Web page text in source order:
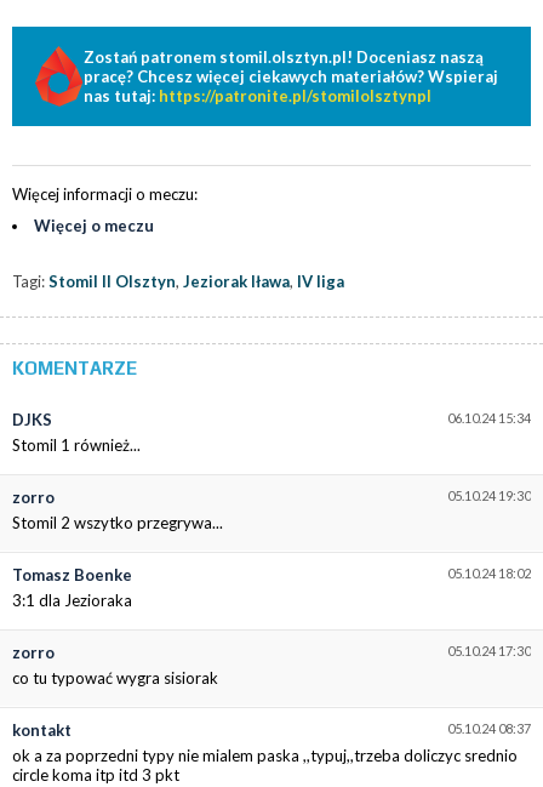
Zostań patronem stomil.olsztyn.pl! Doceniasz naszą
pracę? Chcesz więcej ciekawych materiałów? Wspieraj
nas tutaj: https://patronite.pl/stomilolsztynpl
Więcej informacji o meczu:
Więcej o meczu
Tagi:Stomil II Olsztyn, Jeziorak Iława, IV liga
KOMENTARZE
06.10.24 15:34
DJKS
Stomil 1 również...
05.10.24 19:30
zorro
Stomil 2 wszytko przegrywa...
05.10.24 18:02
Tomasz Boenke
3:1 dla Jezioraka
05.10.24 17:30
zorro
co tu typować wygra sisiorak
05.10.24 08:37
kontakt
ok a za poprzedni typy nie mialem paska ,,typuj,,trzeba doliczyc srednio
circle koma itp itd 3 pkt